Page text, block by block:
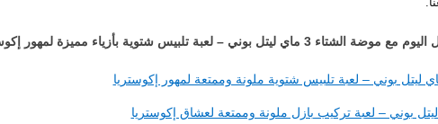
لعبة تلبيس شتوية بأزياء مميزة لمهور إكوستريا وأكثر!
ليتل بوني – لعبة تركيب بازل ملونة وممتعة لعشاق إكوستريا